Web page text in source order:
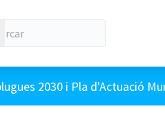
2030 i Pla d'Actuació